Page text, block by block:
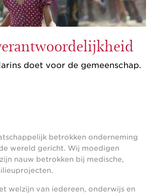
doet voor de gemeenschap.
betrokken onderneming
wereld gericht. Wij moedigen
nauw betrokken bij medische,
welzijn van iedereen, onderwijs en